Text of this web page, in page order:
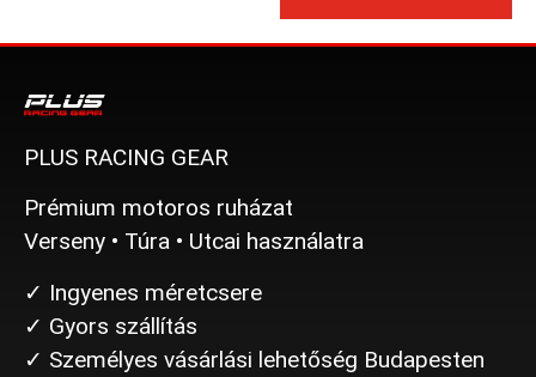
PLUS RACING GEAR
Prémium motoros ruházat
Verseny • Túra • Utcai használatra
✓ Ingyenes méretcsere
✓ Gyors szállítás
✓ Személyes vásárlási lehetőség Budapesten